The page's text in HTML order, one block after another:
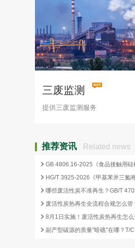
三废监测
提供三废监测服务
推荐资讯 Related news